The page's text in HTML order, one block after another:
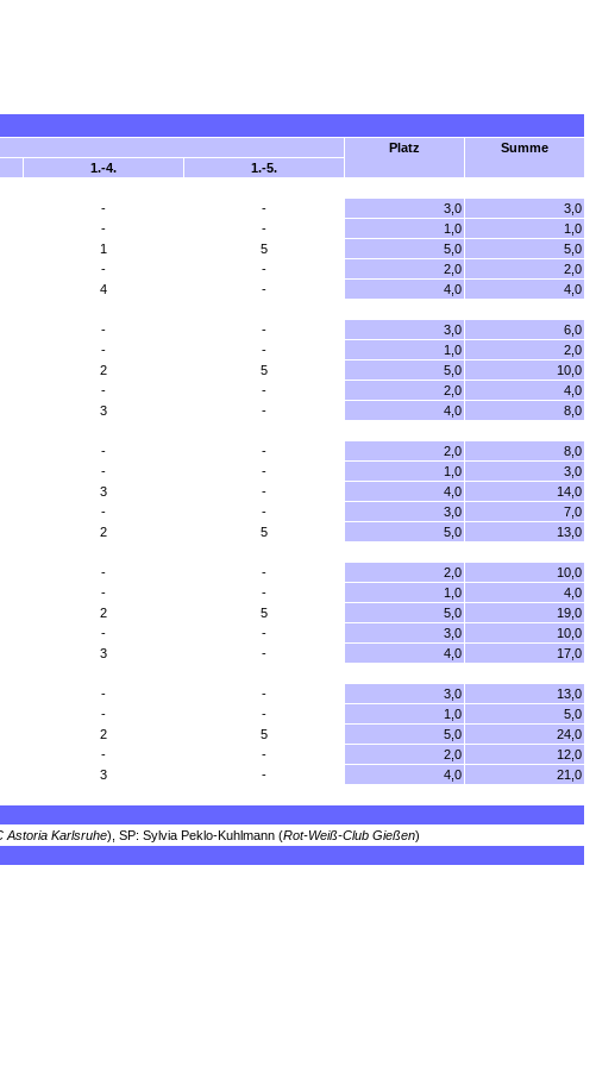
Platz
Summe
1.-4.
1.-5.
- - 3,0
3,0
- - 1,0
1,0
1 5 5,0
5,0
- - 2,0
2,0
4 - 4,0
4,0
- - 3,0
6,0
- - 1,0
2,0
2 5 5,0
10,0
- - 2,0
4,0
3 - 4,0
8,0
- - 2,0
8,0
- - 1,0
3,0
3 - 4,0
14,0
- - 3,0
7,0
2 5 5,0
13,0
- - 2,0
10,0
- - 1,0
4,0
2 5 5,0
19,0
- - 3,0
10,0
3 - 4,0
17,0
- - 3,0
13,0
- - 1,0
5,0
2 5 5,0
24,0
- - 2,0
12,0
3 - 4,0 21,0
Astoria Karlsruhe), SP: Sylvia Peklo-Kuhlmann (Rot-Weiß-Club Gießen)